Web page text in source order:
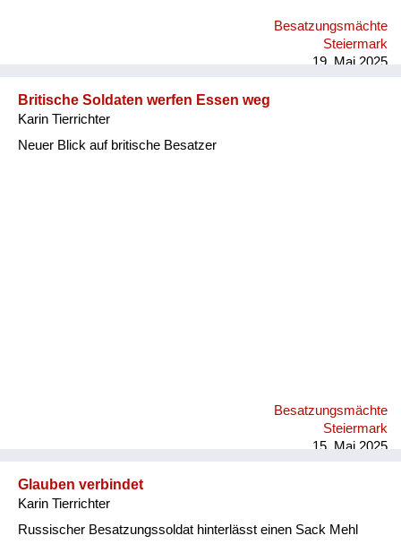
dann mit einem Glas zum Wasserhahn, fülle es mit Wasser
und stelle es vor ihn hin. Er hat so zu lachen begonnen,
Besatzungsmächte
Steiermark
19. Mai 2025
Britische Soldaten werfen Essen weg
Karin Tierrichter
Neuer Blick auf britische Besatzer
Besatzungsmächte
Steiermark
15. Mai 2025
Glauben verbindet
Karin Tierrichter
Russischer Besatzungssoldat hinterlässt einen Sack Mehl